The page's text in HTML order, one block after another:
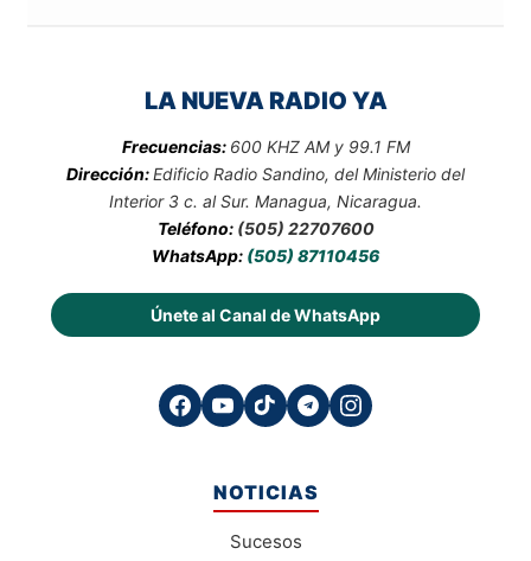
LA NUEVA RADIO YA
Frecuencias: 600 KHZ AM y 99.1 FM
Dirección:Edificio Radio Sandino, del Ministerio del
Interior 3 c. al Sur. Managua, Nicaragua.
Teléfono: (505) 22707600
WhatsApp: (505) 87110456
Únete al Canal de WhatsApp
NOTICIAS
Sucesos